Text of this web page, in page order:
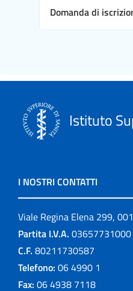
Domanda di
Istituto
I NOSTRI CONTATTI
Viale Regina Elena 299,
Partita I.V.A. 03657731000
C.F. 80211730587
Telefono: 06 4990 1
Fax: 06 4938 7118